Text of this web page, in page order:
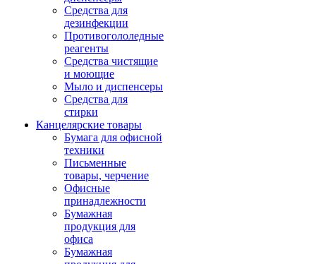
Средства для
дезинфекции
Противогололедные
реагенты
Средства чистящие
и моющие
Мыло и диспенсеры
Средства для
стирки
Канцелярские товары
Бумага для офисной
техники
Письменные
товары, черчение
Офисные
принадлежности
Бумажная
продукция для
офиса
Бумажная